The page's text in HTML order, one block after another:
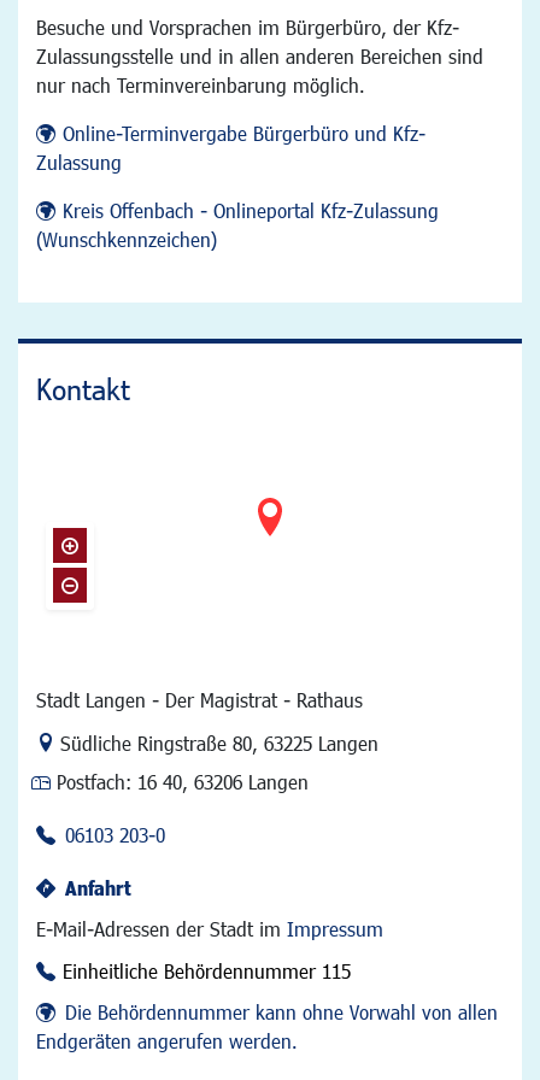
Besuche und Vorsprachen im Bürgerbüro, der Kfz-
Zulassungsstelle und in allen anderen Bereichen sind
nur nach Terminvereinbarung möglich.
Online-Terminvergabe Bürgerbüro und Kfz-
Zulassung
Kreis Offenbach - Onlineportal Kfz-Zulassung
(Wunschkennzeichen)
Kontakt
Stadt Langen - Der Magistrat - Rathaus
Link zur Google-Maps Navigation
Südliche Ringstraße 80, 63225 Langen
Postfach: 16 40, 63206 Langen
06103 203-0
Anfahrt
E-Mail-Adressen der Stadt im Impressum
Einheitliche Behördennummer 115
Die Behördennummer kann ohne Vorwahl von allen
Endgeräten angerufen werden.